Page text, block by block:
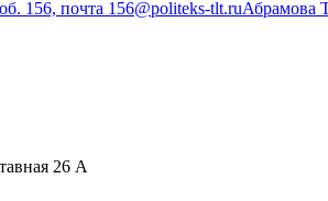
156, почта 156@politeks-tlt.ruАбрамова
26 А